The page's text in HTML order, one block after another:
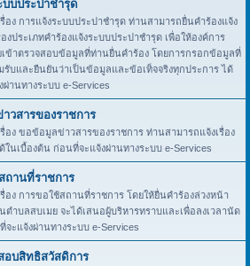
บบประปาชำรุด
อง การแจ้งระบบประปาชำรุด ท่านสามารถยื่นคำร้องแจ้ง
งประเภทคำร้องแจ้งระบบประปาชำรุด เพื่อให้องค์การ
ข้าตรวจสอบข้อมูลที่ท่านยื่นคำร้อง โดยการกรอกข้อมูลที่
บและยืนยันว่าเป็นข้อมูลและข้อเท็จจริงทุกประการ ได้
านทางระบบ e-Services
วสารของราชการ
อง ขอข้อมูลข่าวสารของราชการ ท่านสามารถแจ้งเรื่อง
นเบื้องต้น ก่อนที่จะแจ้งผ่านทางระบบ e-Services
ถานที่ราชการ
อง การขอใช้สถานที่ราชการ โดยให้ยื่นคำร้องล่วงหน้า
ตำบลสบเมย จะได้เสนอผู้บริหารทราบและเพื่อลงเวลานัด
ะแจ้งผ่านทางระบบ e-Services
อบสิทธิสวัสดิการ